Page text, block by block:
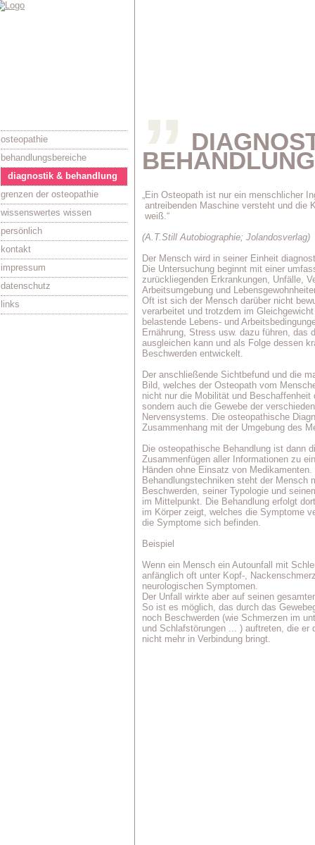
osteopathie
behandlungsbereiche
diagnostik & behandlung
grenzen der osteopathie
wissenswertes wissen
persönlich
kontakt
impressum
datenschutz
links
”
BEHANDLUNG
„Ein Osteopath ist nur ein menschlicher
antreibenden Maschine versteht und die
weiß.“
(A.T.Still Autobiographie; Jolandosverlag)
Der Mensch wird in seiner Einheit
Die Untersuchung beginnt mit einer
zurückliegenden Erkrankungen, Unfälle,
Arbeitsumgebung und
Oft ist sich der Mensch darüber nicht
verarbeitet und trotzdem im
belastende Lebens- und
Ernährung, Stress usw. dazu führen, das
ausgleichen kann und als Folge dessen
Beschwerden entwickelt.
Der anschließende Sichtbefund und die
Bild, welches der Osteopath vom
nicht nur die Mobilität und
sondern auch die Gewebe der
Nervensystems. Die osteopathische
Zusammenhang mit der Umgebung des
Die osteopathische Behandlung ist dann
Zusammenfügen aller Informationen zu
Händen ohne Einsatz von
Behandlungstechniken steht der Mensch
Beschwerden, seiner Typologie und
im Mittelpunkt. Die Behandlung erfolgt
im Körper zeigt, welches die Symptome
die Symptome sich befinden.
Beispiel
Wenn ein Mensch ein Autounfall mit
anfänglich oft unter Kopf-,
neurologischen Symptomen.
Der Unfall wirkte aber auf seinen
So ist es möglich, das durch das
noch Beschwerden (wie Schmerzen im
und Schlafstörungen ... ) auftreten, die er
nicht mehr in Verbindung bringt.